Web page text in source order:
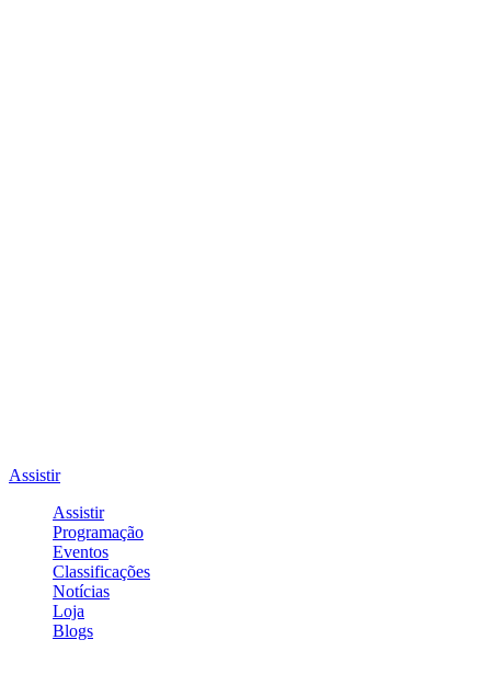
Assistir
Assistir
Programação
Eventos
Classificações
Notícias
Loja
Blogs